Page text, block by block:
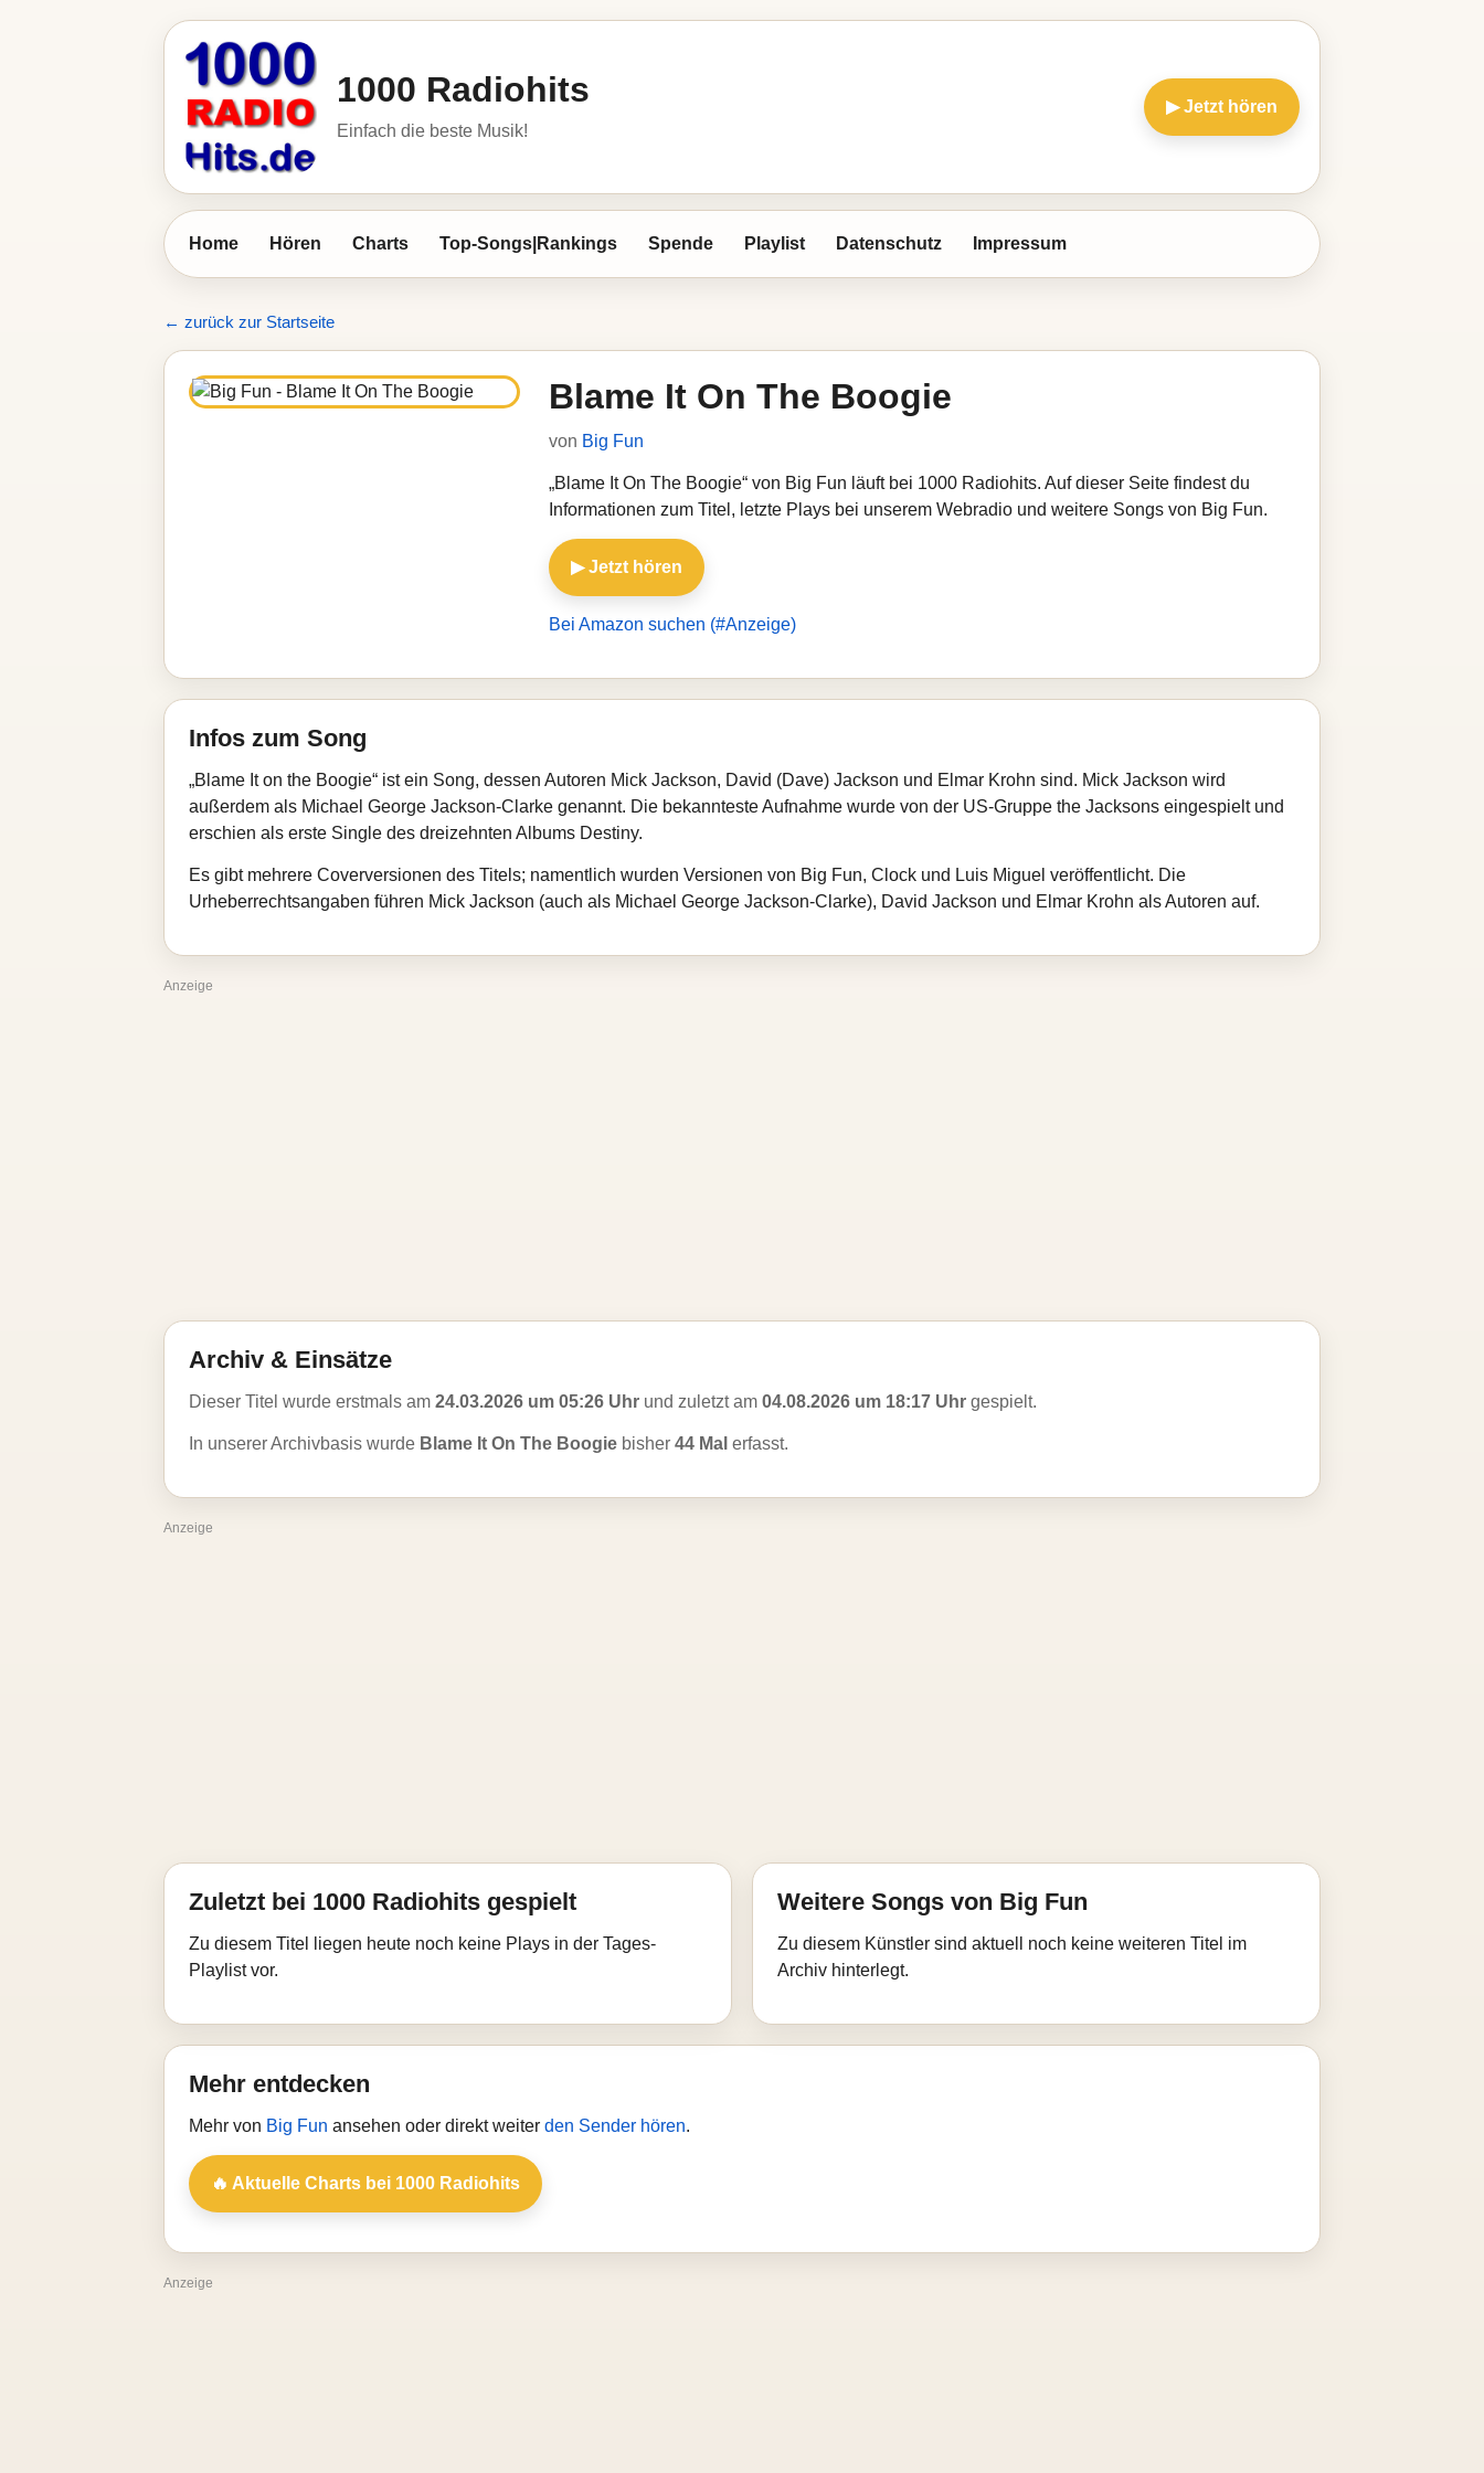
1000 Radiohits
Einfach die beste Musik!
▶ Jetzt hören
Home Hören Charts Top-Songs|Rankings Spende Playlist Datenschutz Impressum
← zurück zur Startseite
Blame It On The Boogie
von Big Fun
„Blame It On The Boogie“ von Big Fun läuft bei 1000 Radiohits. Auf dieser Seite findest du
Informationen zum Titel, letzte Plays bei unserem Webradio und weitere Songs von Big Fun.
▶ Jetzt hören
Bei Amazon suchen (#Anzeige)
Infos zum Song
„Blame It on the Boogie“ ist ein Song, dessen Autoren Mick Jackson, David (Dave) Jackson und Elmar Krohn sind. Mick Jackson wird
außerdem als Michael George Jackson‑Clarke genannt. Die bekannteste Aufnahme wurde von der US‑Gruppe the Jacksons eingespielt und
erschien als erste Single des dreizehnten Albums Destiny.
Es gibt mehrere Coverversionen des Titels; namentlich wurden Versionen von Big Fun, Clock und Luis Miguel veröffentlicht. Die
Urheberrechtsangaben führen Mick Jackson (auch als Michael George Jackson‑Clarke), David Jackson und Elmar Krohn als Autoren auf.
Anzeige
Archiv & Einsätze
Dieser Titel wurde erstmals am 24.03.2026 um 05:26 Uhr und zuletzt am 04.08.2026 um 18:17 Uhr gespielt.
In unserer Archivbasis wurde Blame It On The Boogie bisher 44 Mal erfasst.
Anzeige
Zuletzt bei 1000 Radiohits gespielt
Zu diesem Titel liegen heute noch keine Plays in der Tages-
Playlist vor.
Weitere Songs von Big Fun
Zu diesem Künstler sind aktuell noch keine weiteren Titel im
Archiv hinterlegt.
Mehr entdecken
Mehr von Big Fun ansehen oder direkt weiter den Sender hören.
🔥 Aktuelle Charts bei 1000 Radiohits
Anzeige